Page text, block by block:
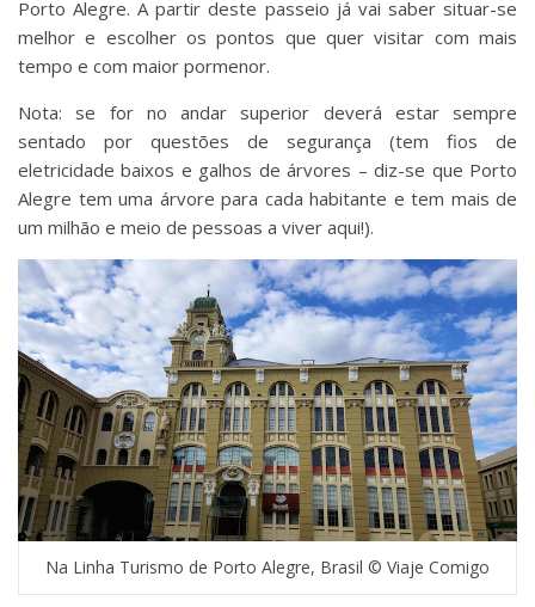
Porto Alegre. A partir deste passeio já vai saber situar-se
melhor e escolher os pontos que quer visitar com mais
tempo e com maior pormenor.
Nota: se for no andar superior deverá estar sempre
sentado por questões de segurança (tem fios de
eletricidade baixos e galhos de árvores – diz-se que Porto
Alegre tem uma árvore para cada habitante e tem mais de
um milhão e meio de pessoas a viver aqui!).
Na Linha Turismo de Porto Alegre, Brasil © Viaje Comigo